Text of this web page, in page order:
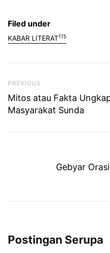
Filed under
KABAR LITERAT115
Previous Post
PREVIOUS
Mitos atau Fakta
Masyarakat Sunda
Gebyar
Postingan Serupa